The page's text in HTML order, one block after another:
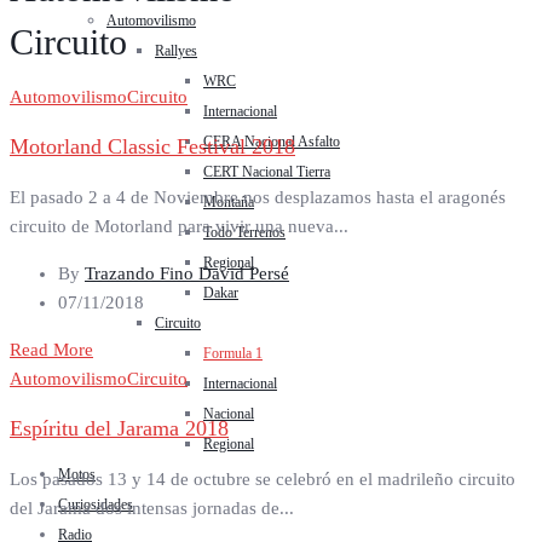
Automovilismo
Rallyes
WRC
Internacional
CERA Nacional Asfalto
CERT Nacional Tierra
Montaña
Todo Terrenos
Regional
Dakar
Circuito
Formula 1
Internacional
Nacional
Regional
Motos
Curiosidades
Radio
Circuito
AutomovilismoCircuito
Motorland Classic Festival 2018
El pasado 2 a 4 de Noviembre nos desplazamos hasta el aragonés
circuito de Motorland para vivir una nueva...
By Trazando Fino David Persé
07/11/2018
Read More
AutomovilismoCircuito
Espíritu del Jarama 2018
Los pasados 13 y 14 de octubre se celebró en el madrileño circuito
del Jarama dos intensas jornadas de...